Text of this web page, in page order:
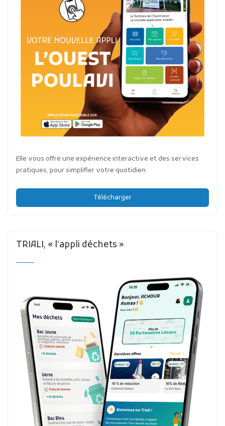
Elle vous offre une expérience interactive et des services
pratiques, pour simplifier votre quotidien.
Télécharger
TRIALI, « l’appli déchets »